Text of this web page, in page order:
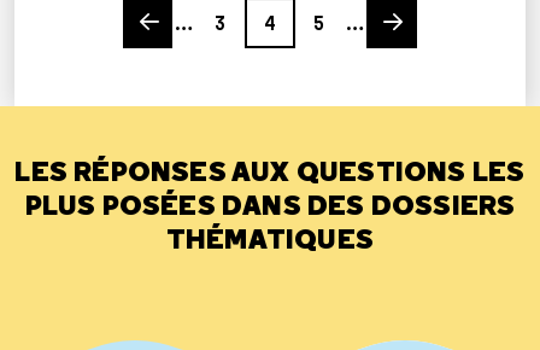
…
3
4
5
…
LES RÉPONSES AUX QUESTIONS LES
PLUS POSÉES DANS DES DOSSIERS
THÉMATIQUES